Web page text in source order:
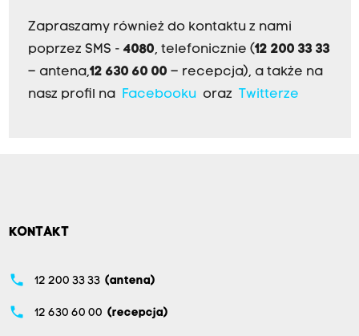
Zapraszamy również do kontaktu z nami
poprzez SMS - 4080, telefonicznie (12 200 33 33
– antena,12 630 60 00 – recepcja), a także na
nasz profil na Facebookuoraz Twitterze
KONTAKT
phone 12 200 33 33 (antena)
phone 12 630 60 00 (recepcja)